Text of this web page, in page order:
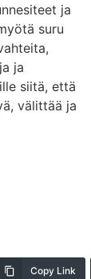
ja
suru
ja
siitä, että
välittää ja
Copy Link